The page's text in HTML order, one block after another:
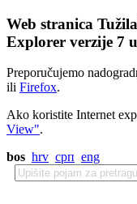
Web stranica
Explorer verzije 7
Preporučujemo
ili Firefox.
Ako koristite Internet
View".
bos hrv срп eng